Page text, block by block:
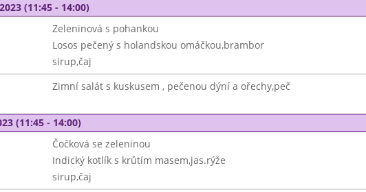
(11:45 - 14:00)
Zeleninová s pohankou
Losos pečený s holandskou omáčkou,brambor
sirup,čaj
Zimní salát s kuskusem , pečenou dýní a ořechy,peč
(11:45 - 14:00)
Čočková se zeleninou
Indický kotlík s krůtím masem,jas.rýže
sirup,čaj